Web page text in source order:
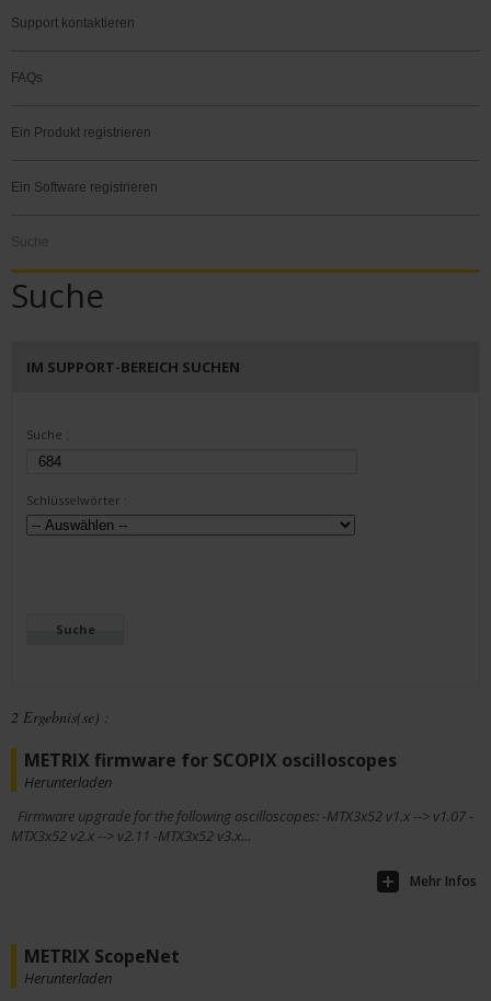
Support kontaktieren
FAQs
Ein Produkt registrieren
Ein Software registrieren
Suche
Suche
IM SUPPORT-BEREICH SUCHEN
Suche :
Schlüsselwörter :
2 Ergebnis(se) :
METRIX firmware for SCOPIX oscilloscopes
Herunterladen
Firmware upgrade for the following oscilloscopes: -MTX3x52 v1.x --> v1.07 -
MTX3x52 v2.x --> v2.11 -MTX3x52 v3.x...
Mehr Infos
METRIX ScopeNet
Herunterladen